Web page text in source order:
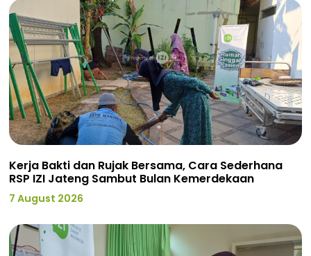
Kerja Bakti dan Rujak Bersama, Cara Sederhana
RSP IZI Jateng Sambut Bulan Kemerdekaan
7 August 2026